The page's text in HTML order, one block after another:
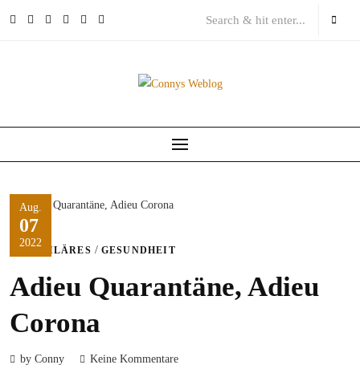
Aug.
07
2022
FAMILÄRES / GESUNDHEIT
Adieu Quarantäne, Adieu
Corona
by Conny Keine Kommentare